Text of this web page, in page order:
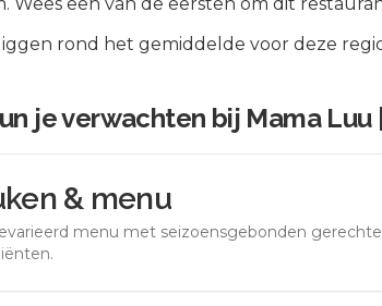
rond het gemiddelde voor deze
je verwachten bij Mama
& menu
menu met seizoensgebonden